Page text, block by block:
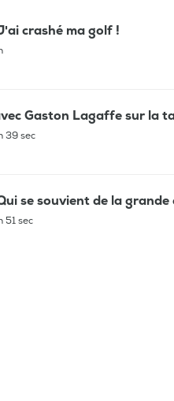
crashé ma golf !
Gaston Lagaffe sur la
39 sec
se souvient de la grande
51 sec